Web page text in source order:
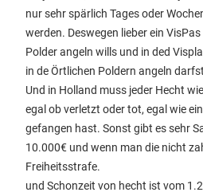
nur sehr spärlich Tages oder
werden. Deswegen lieber ein
Polder angeln wills und in ded
in de Örtlichen Poldern angeln
Und in Holland muss jeder Hecht
egal ob verletzt oder tot, egal wie
gefangen hast. Sonst gibt es sehr
10.000€ und wenn man die nicht
Freiheitsstrafe.
und Schonzeit von hecht ist vom